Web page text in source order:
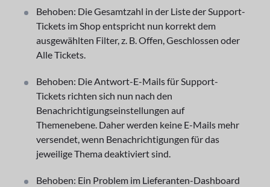
Behoben: Die Gesamtzahl in der Liste der Support-
Tickets im Shop entspricht nun korrekt dem
ausgewählten Filter, z. B. Offen, Geschlossen oder
Alle Tickets.
Behoben: Die Antwort-E-Mails für Support-
Tickets richten sich nun nach den
Benachrichtigungseinstellungen auf
Themenebene. Daher werden keine E-Mails mehr
versendet, wenn Benachrichtigungen für das
jeweilige Thema deaktiviert sind.
Behoben: Ein Problem im Lieferanten-Dashboard